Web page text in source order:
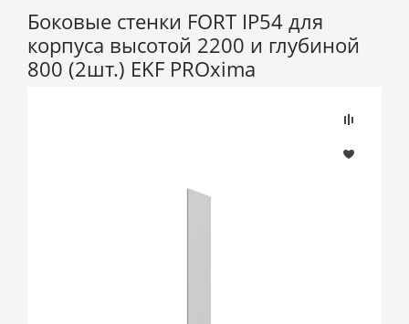
Боковые стенки FORT IP54 для
корпуса высотой 2200 и глубиной
800 (2шт.) EKF PROxima